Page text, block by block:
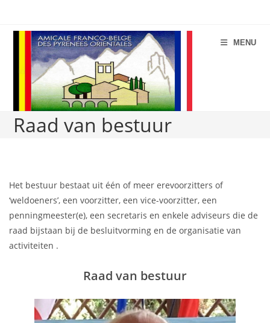
MENU
Raad van bestuur
Het bestuur bestaat uit één of meer erevoorzitters of
‘weldoeners’, een voorzitter, een vice-voorzitter, een
penningmeester(e), een secretaris en enkele adviseurs die de
raad bijstaan bij de besluitvorming en de organisatie van
activiteiten .
Raad van bestuur